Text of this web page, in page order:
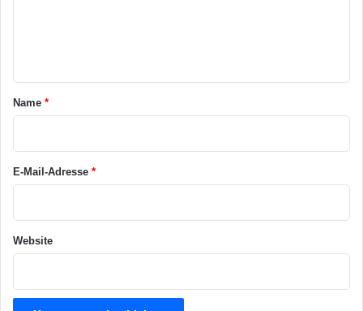
a
r
Name *
E-Mail-Adresse *
Website